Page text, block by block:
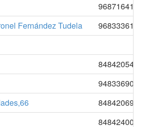
968716414
Fernández Tudela
968333615
848420540
948336908
848420697
848424008